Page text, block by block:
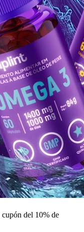
cupón del 10% de